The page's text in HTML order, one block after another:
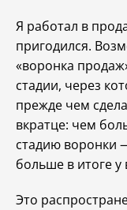
Я работал в
пригодился.
«воронка
стадии, через
прежде чем
вкратце: чем
стадию воронки
больше в итоге у
Это